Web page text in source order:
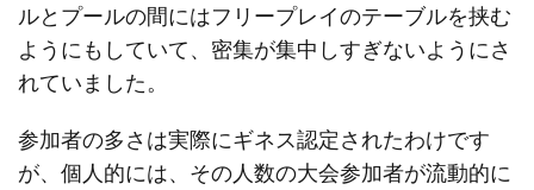
ルとプールの間にはフリープレイのテーブルを挟む
ようにもしていて、密集が集中しすぎないようにさ
れていました。
参加者の多さは実際にギネス認定されたわけです
が、個人的には、その人数の大会参加者が流動的に